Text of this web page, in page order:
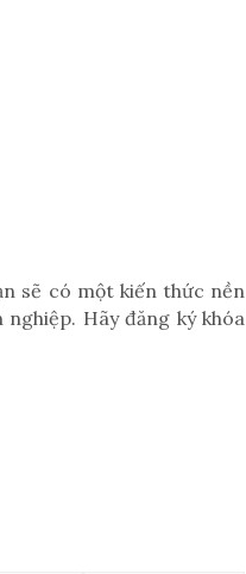
sẽ có một kiến thức nền
Hãy đăng ký khóa